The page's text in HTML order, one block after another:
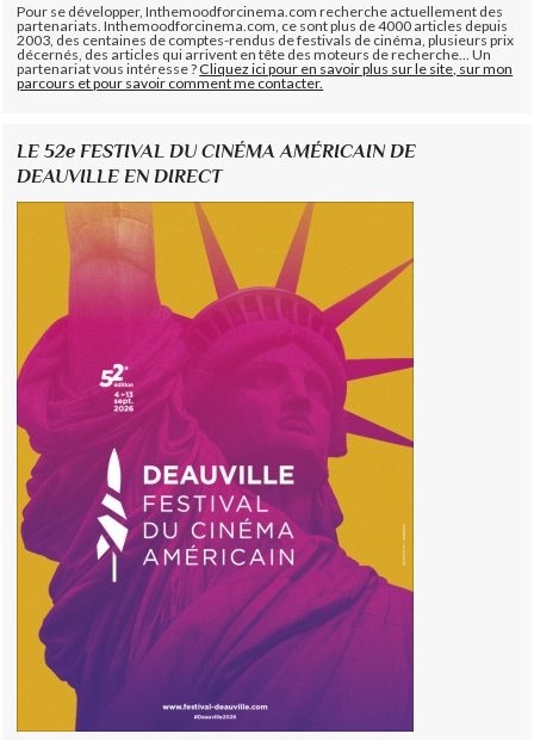
Pour se développer, Inthemoodforcinema.com recherche actuellement des
partenariats. Inthemoodforcinema.com, ce sont plus de 4000 articles depuis
2003, des centaines de comptes-rendus de festivals de cinéma, plusieurs prix
décernés, des articles qui arrivent en tête des moteurs de recherche... Un
partenariat vous intéresse ?Cliquez ici pour en savoir plus sur le site, sur mon
parcours et pour savoir comment me contacter.
LE 52e FESTIVAL DU CINÉMA AMÉRICAIN DE
DEAUVILLE EN DIRECT